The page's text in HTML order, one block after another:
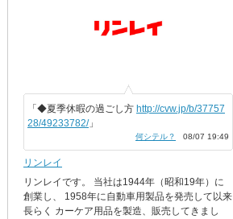
「◆夏季休暇の過ごし方 http://cvw.jp/b/37757
28/49233782/」
何シテル？ 08/07 19:49
リンレイ
リンレイです。 当社は1944年（昭和19年）に
創業し、 1958年に自動車用製品を発売して以来
長らく カーケア用品を製造、販売してきまし